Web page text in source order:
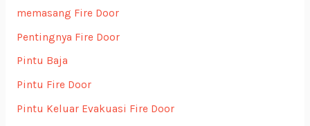
memasang Fire Door
Pentingnya Fire Door
Pintu Baja
Pintu Fire Door
Pintu Keluar Evakuasi Fire Door